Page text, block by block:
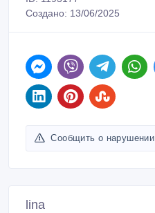
Создано: 13/06/2025
Сообщить о нарушении
lina